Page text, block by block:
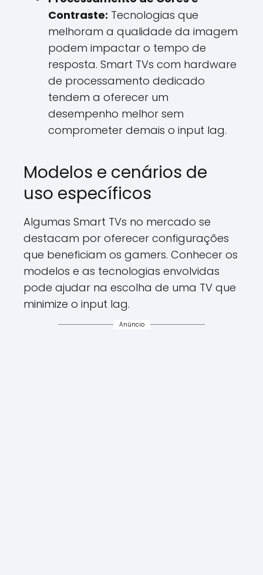
Contraste: Tecnologias que
melhoram a qualidade da imagem
podem impactar o tempo de
resposta. Smart TVs com hardware
de processamento dedicado
tendem a oferecer um
desempenho melhor sem
comprometer demais o input lag.
Modelos e cenários de
uso específicos
Algumas Smart TVs no mercado se
destacam por oferecer configurações
que beneficiam os gamers. Conhecer os
modelos e as tecnologias envolvidas
pode ajudar na escolha de uma TV que
minimize o input lag.
Anúncio